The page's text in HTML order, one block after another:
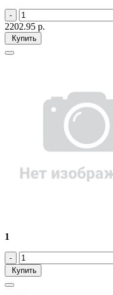
2202.95 р.
Купить
1
Купить